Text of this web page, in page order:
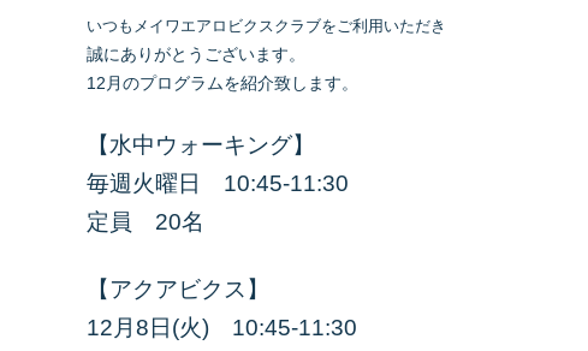
いつもメイワエアロビクスクラブをご利用いただき
誠にありがとうございます。
12月のプログラムを紹介致します。
【水中ウォーキング】
毎週火曜日 10:45-11:30
定員 20名
【アクアビクス】
12月8日(火) 10:45-11:30